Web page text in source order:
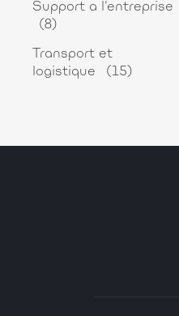
Support a l'entreprise
(8)
Transport et
logistique
(15)